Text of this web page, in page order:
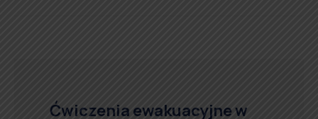
Ćwiczenia ewakuacyjne w